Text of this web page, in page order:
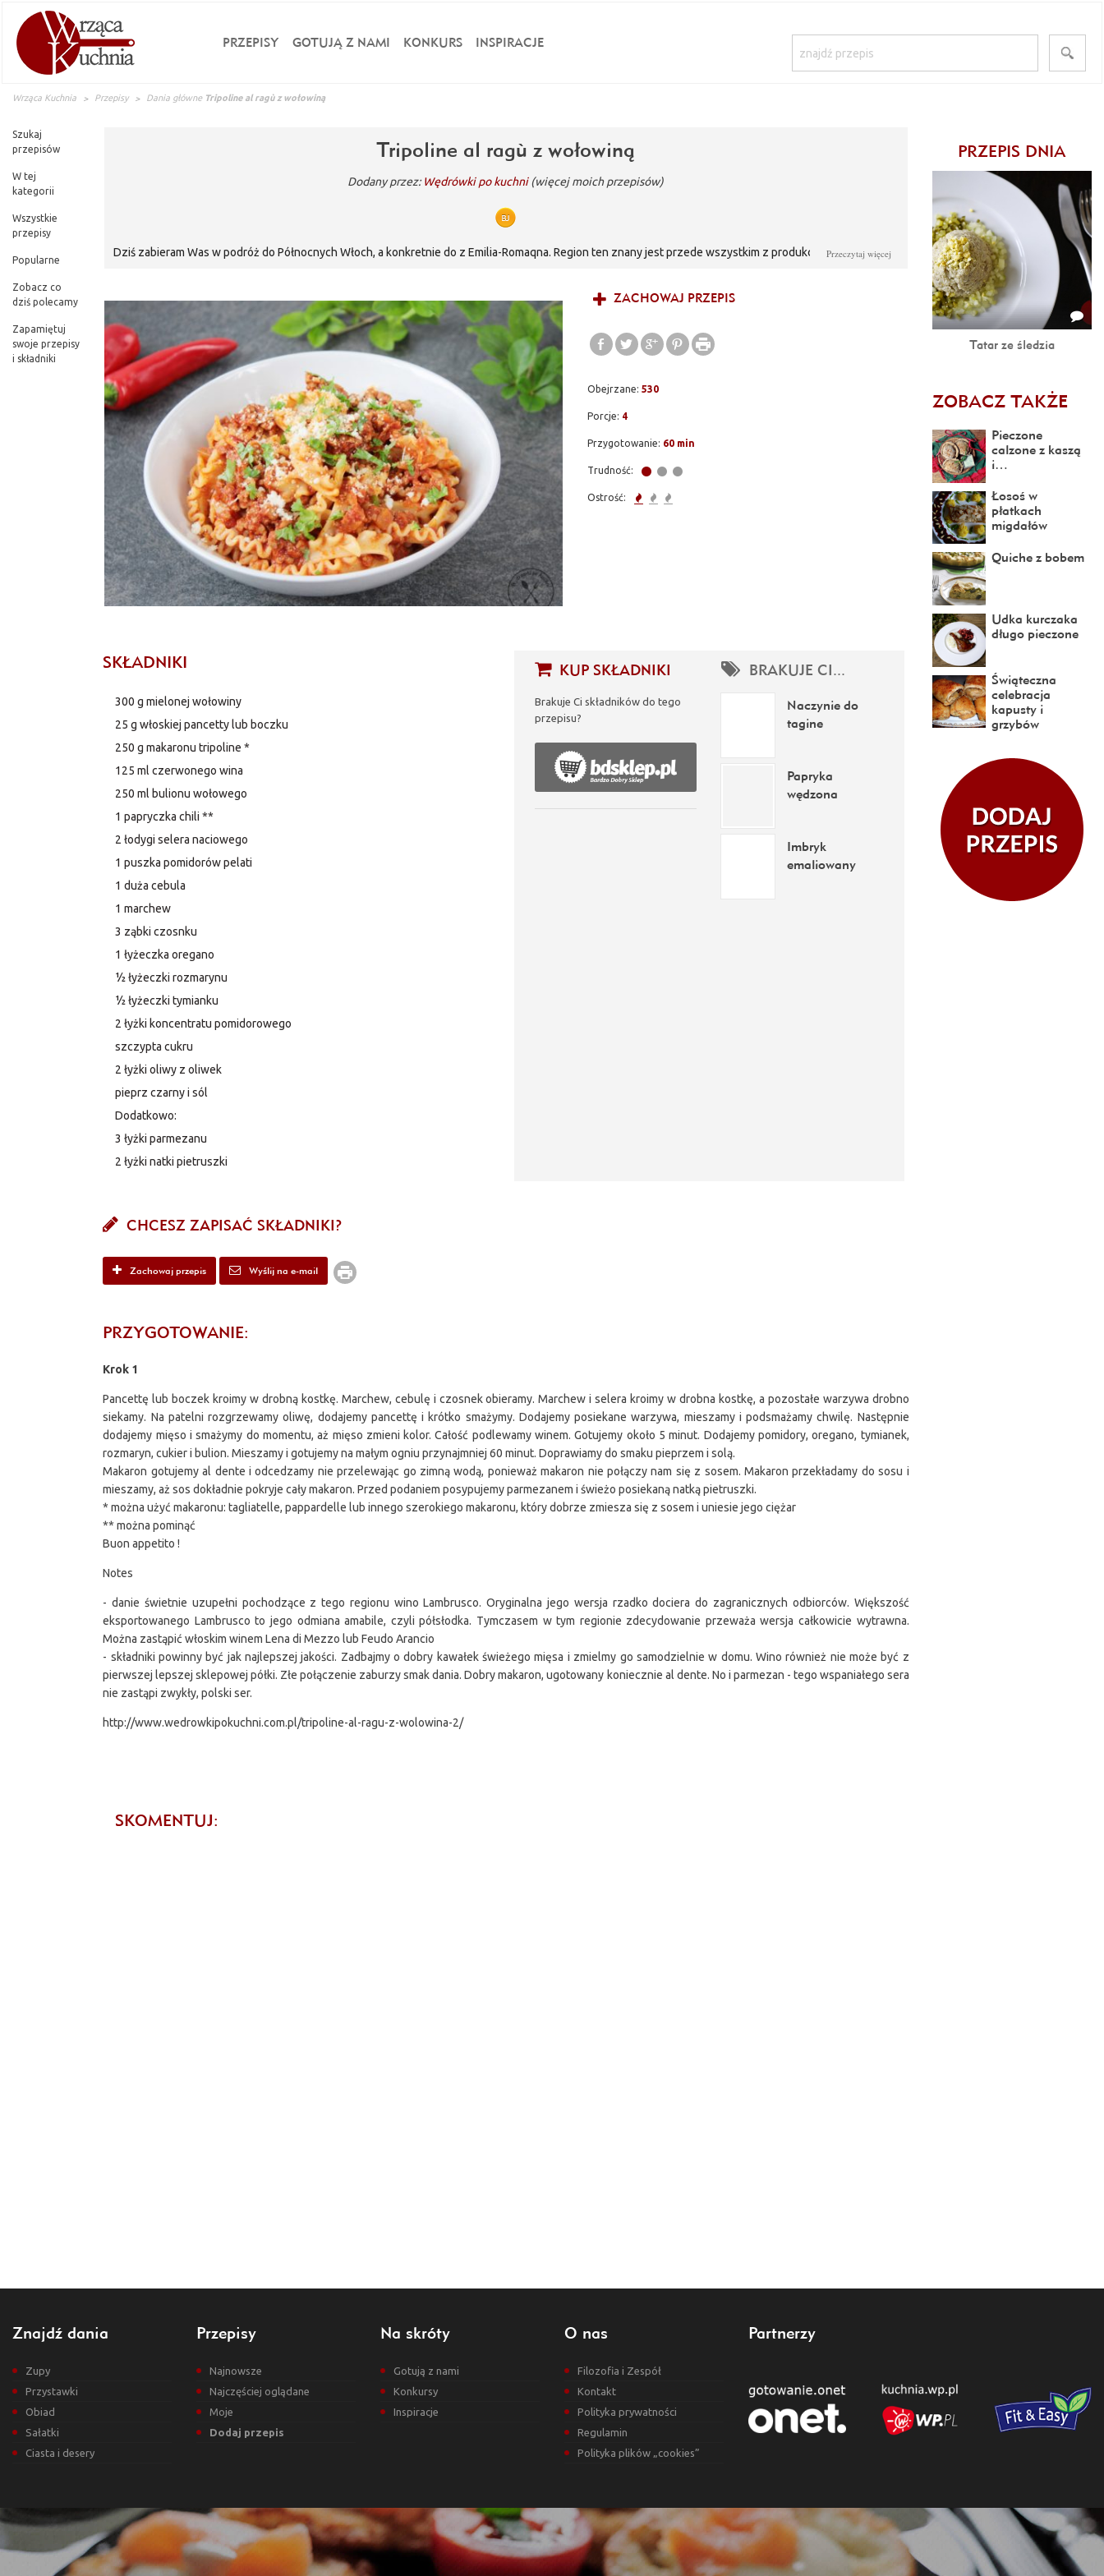
PRZEPISY GOTUJĄ Z NAMI KONKURS INSPIRACJE
Wrząca Kuchnia Przepisy Dania główne Tripoline al ragù z wołowiną
Szukaj
przepisów
W tej
kategorii
Wszystkie
przepisy
Popularne
Zobacz co
dziś polecamy
Zapamiętuj
swoje przepisy
i składniki
Tripoline al ragù z wołowiną
Dodany przez:Wędrówki po kuchni (więcej moich przepisów)
Dziś zabieram Was w podróż do Północnych Włoch, a konkretnie do z Emilia-Romaqna. Region ten znany jest przede wszystkim z produkcji aromatycznych
dla zachowania ciągłości włoskiej tradycji kulinarnej, została zdeponowana w Izbie Przemysłowo- Handlowej w Bolonii. Dziś klasycznie, prosto i po
włosku...
Przeczytaj więcej
ZACHOWAJ PRZEPIS
Obejrzane: 530
Porcje: 4
Przygotowanie: 60 min
Trudność:
Ostrość:
SKŁADNIKI
300 g mielonej wołowiny
25 g włoskiej pancetty lub boczku
250 g makaronu tripoline *
125 ml czerwonego wina
250 ml bulionu wołowego
1 papryczka chili **
2 łodygi selera naciowego
1 puszka pomidorów pelati
1 duża cebula
1 marchew
3 ząbki czosnku
1 łyżeczka oregano
½ łyżeczki rozmarynu
½ łyżeczki tymianku
2 łyżki koncentratu pomidorowego
szczypta cukru
2 łyżki oliwy z oliwek
pieprz czarny i sól
Dodatkowo:
3 łyżki parmezanu
2 łyżki natki pietruszki
KUP SKŁADNIKI
Brakuje Ci składników do tego
przepisu?
BRAKUJE CI...
Naczynie do
tagine
Papryka
wędzona
Imbryk
emaliowany
CHCESZ ZAPISAĆ SKŁADNIKI?
Zachowaj przepis Wyślij na e-mail
PRZYGOTOWANIE:
Krok 1
Pancettę lub boczek kroimy w drobną kostkę. Marchew, cebulę i czosnek obieramy. Marchew i selera kroimy w drobna kostkę, a pozostałe warzywa drobno
siekamy. Na patelni rozgrzewamy oliwę, dodajemy pancettę i krótko smażymy. Dodajemy posiekane warzywa, mieszamy i podsmażamy chwilę. Następnie
dodajemy mięso i smażymy do momentu, aż mięso zmieni kolor. Całość podlewamy winem. Gotujemy około 5 minut. Dodajemy pomidory, oregano, tymianek,
rozmaryn, cukier i bulion. Mieszamy i gotujemy na małym ogniu przynajmniej 60 minut. Doprawiamy do smaku pieprzem i solą.
Makaron gotujemy al dente i odcedzamy nie przelewając go zimną wodą, ponieważ makaron nie połączy nam się z sosem. Makaron przekładamy do sosu i
mieszamy, aż sos dokładnie pokryje cały makaron. Przed podaniem posypujemy parmezanem i świeżo posiekaną natką pietruszki.
* można użyć makaronu: tagliatelle, pappardelle lub innego szerokiego makaronu, który dobrze zmiesza się z sosem i uniesie jego ciężar
** można pominąć
Buon appetito !
Notes
- danie świetnie uzupełni pochodzące z tego regionu wino Lambrusco. Oryginalna jego wersja rzadko dociera do zagranicznych odbiorców. Większość
eksportowanego Lambrusco to jego odmiana amabile, czyli półsłodka. Tymczasem w tym regionie zdecydowanie przeważa wersja całkowicie wytrawna.
Można zastąpić włoskim winem Lena di Mezzo lub Feudo Arancio
- składniki powinny być jak najlepszej jakości. Zadbajmy o dobry kawałek świeżego mięsa i zmielmy go samodzielnie w domu. Wino również nie może być z
pierwszej lepszej sklepowej półki. Złe połączenie zaburzy smak dania. Dobry makaron, ugotowany koniecznie al dente. No i parmezan - tego wspaniałego sera
nie zastąpi zwykły, polski ser.
http://www.wedrowkipokuchni.com.pl/tripoline-al-ragu-z-wolowina-2/
SKOMENTUJ:
PRZEPIS DNIA
Tatar ze śledzia
ZOBACZ TAKŻE
Pieczone
calzone z kaszą
i…
Łosoś w
płatkach
migdałów
Quiche z bobem
Udka kurczaka
długo pieczone
Świąteczna
celebracja
kapusty i
grzybów
Znajdź dania
Zupy
Przystawki
Obiad
Sałatki
Ciasta i desery
Przepisy
Najnowsze
Najczęściej oglądane
Moje
Dodaj przepis
Na skróty
Gotują z nami
Konkursy
Inspiracje
O nas
Filozofia i Zespół
Kontakt
Polityka prywatności
Regulamin
Polityka plików „cookies”
Partnerzy